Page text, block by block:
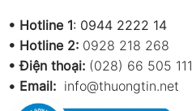
• Hotline 1: 0944 2222 14
• Hotline 2: 0928 218 268
• Điện thoại: (028) 66 505 111
• Email: info@thuongtin.net